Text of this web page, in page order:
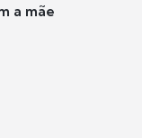
a mãe